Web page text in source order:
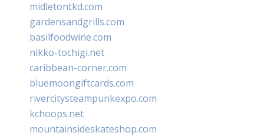
midletontkd.com
gardensandgrills.com
basilfoodwine.com
nikko-tochigi.net
caribbean-corner.com
bluemoongiftcards.com
rivercitysteampunkexpo.com
kchoops.net
mountainsideskateshop.com